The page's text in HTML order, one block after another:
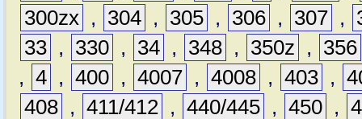
300zx , 304 , 305 , 306 , 307 ,
33 , 330 , 34 , 348 , 350z ,
356
, 4 , 400 , 4007 , 4008 , 403 ,
408 , 411/412 , 440/445 , 450 ,